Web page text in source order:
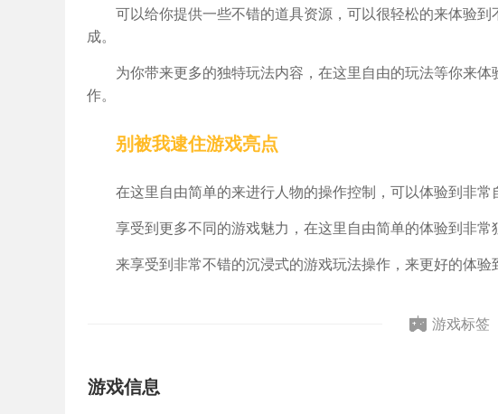
可以给你提供一些不错的道具资源，可以很轻松的来体验
成。
为你带来更多的独特玩法内容，在这里自由的玩法等你来
作。
别被我逮住游戏亮点
在这里自由简单的来进行人物的操作控制，可以体验到非常
享受到更多不同的游戏魅力，在这里自由简单的体验到非常
来享受到非常不错的沉浸式的游戏玩法操作，来更好的体验
游戏标签
游戏信息